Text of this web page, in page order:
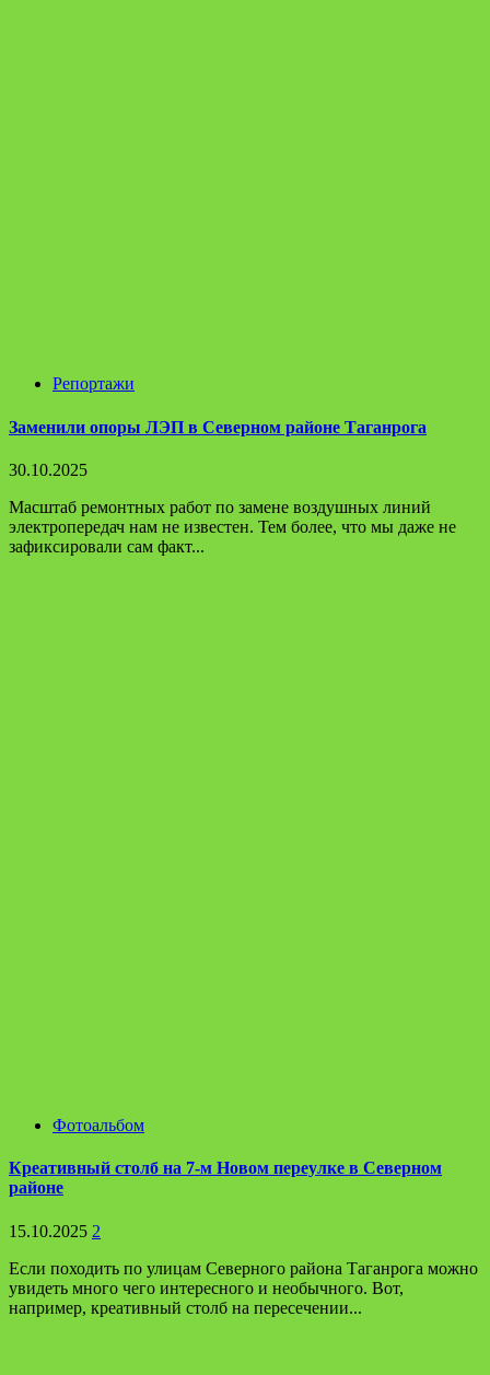
Репортажи
Заменили опоры ЛЭП в Северном районе Таганрога
30.10.2025
Масштаб ремонтных работ по замене воздушных линий
электропередач нам не известен. Тем более, что мы даже не
зафиксировали сам факт...
Фотоальбом
Креативный столб на 7-м Новом переулке в Северном
районе
15.10.2025 2
Если походить по улицам Северного района Таганрога можно
увидеть много чего интересного и необычного. Вот,
например, креативный столб на пересечении...